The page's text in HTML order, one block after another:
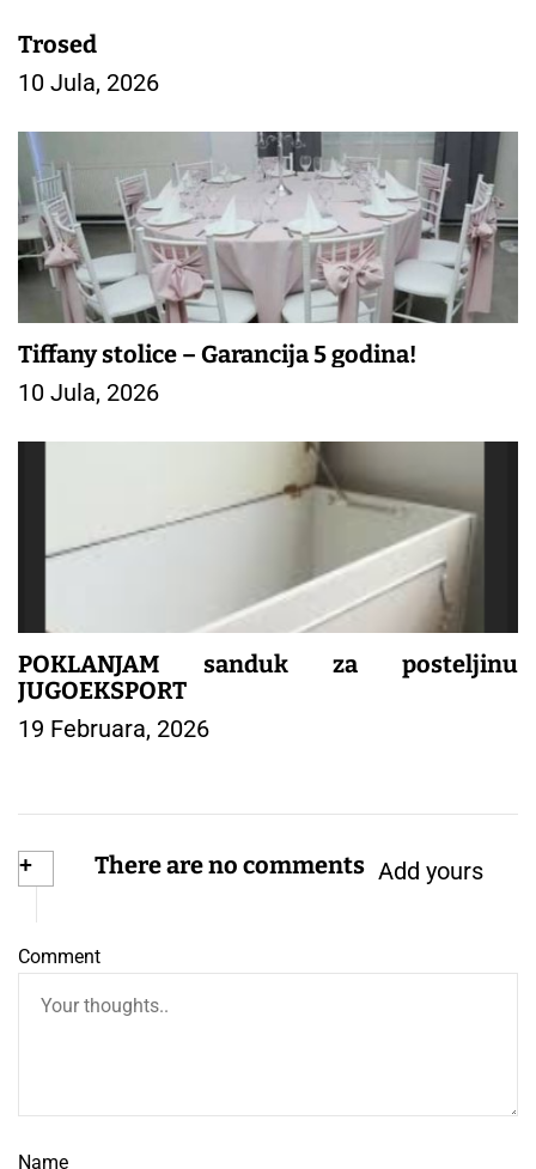
Trosed
10 Jula, 2026
Tiffany stolice – Garancija 5 godina!
10 Jula, 2026
POKLANJAM sanduk za posteljinu
JUGOEKSPORT
19 Februara, 2026
+ There are no comments Add yours
Comment
Name